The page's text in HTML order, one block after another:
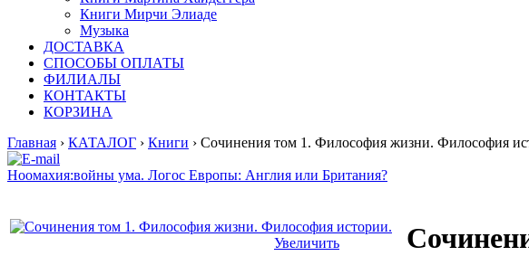
Книги Мирчи Элиаде
Музыка
ДОСТАВКА
СПОСОБЫ ОПЛАТЫ
ФИЛИАЛЫ
КОНТАКТЫ
КОРЗИНА
Главная › КАТАЛОГ › Книги › Сочинения том 1. Философия жизни. Философия
Ноомахия:войны ума. Логос Европы: Англия или Британия?
Увеличить